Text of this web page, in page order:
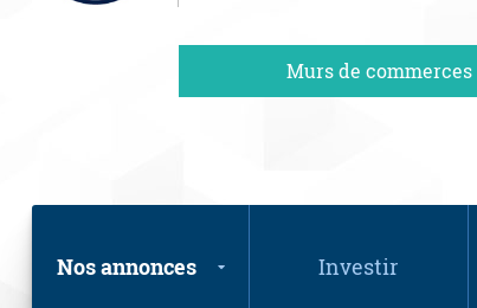
Murs de commerces
Nos annonces Investir